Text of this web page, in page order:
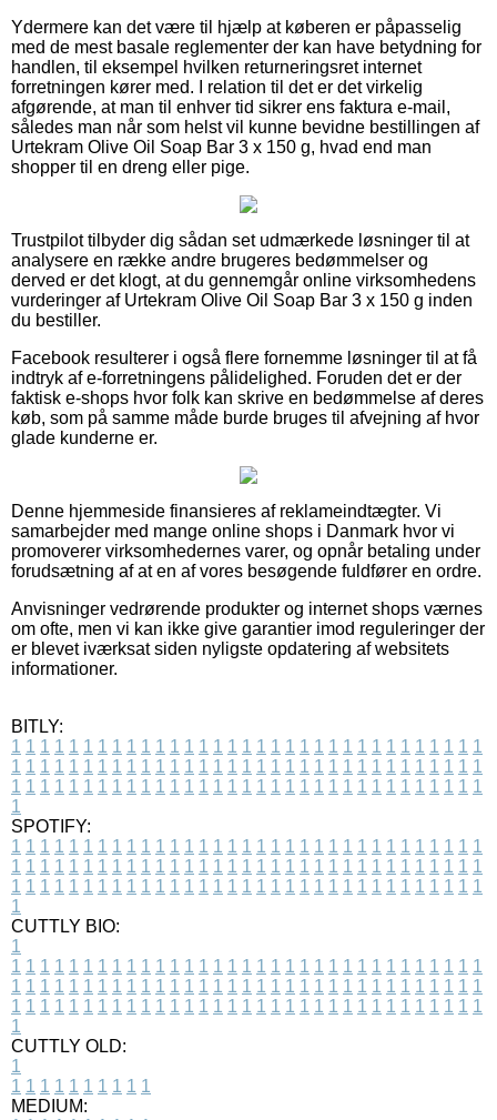
Ydermere kan det være til hjælp at køberen er påpasselig
med de mest basale reglementer der kan have betydning for
handlen, til eksempel hvilken returneringsret internet
forretningen kører med. I relation til det er det virkelig
afgørende, at man til enhver tid sikrer ens faktura e-mail,
således man når som helst vil kunne bevidne bestillingen af
Urtekram Olive Oil Soap Bar 3 x 150 g, hvad end man
shopper til en dreng eller pige.
Trustpilot tilbyder dig sådan set udmærkede løsninger til at
analysere en række andre brugeres bedømmelser og
derved er det klogt, at du gennemgår online virksomhedens
vurderinger af Urtekram Olive Oil Soap Bar 3 x 150 g inden
du bestiller.
Facebook resulterer i også flere fornemme løsninger til at få
indtryk af e-forretningens pålidelighed. Foruden det er der
faktisk e-shops hvor folk kan skrive en bedømmelse af deres
køb, som på samme måde burde bruges til afvejning af hvor
glade kunderne er.
Denne hjemmeside finansieres af reklameindtægter. Vi
samarbejder med mange online shops i Danmark hvor vi
promoverer virksomhedernes varer, og opnår betaling under
forudsætning af at en af vores besøgende fuldfører en ordre.
Anvisninger vedrørende produkter og internet shops værnes
om ofte, men vi kan ikke give garantier imod reguleringer der
er blevet iværksat siden nyligste opdatering af websitets
informationer.
BITLY:
1 1 1 1 1 1 1 1 1 1 1 1 1 1 1 1 1 1 1 1 1 1 1 1 1 1 1 1 1 1 1 1 1
1 1 1 1 1 1 1 1 1 1 1 1 1 1 1 1 1 1 1 1 1 1 1 1 1 1 1 1 1 1 1 1 1
1 1 1 1 1 1 1 1 1 1 1 1 1 1 1 1 1 1 1 1 1 1 1 1 1 1 1 1 1 1 1 1 1
1
SPOTIFY:
1 1 1 1 1 1 1 1 1 1 1 1 1 1 1 1 1 1 1 1 1 1 1 1 1 1 1 1 1 1 1 1 1
1 1 1 1 1 1 1 1 1 1 1 1 1 1 1 1 1 1 1 1 1 1 1 1 1 1 1 1 1 1 1 1 1
1 1 1 1 1 1 1 1 1 1 1 1 1 1 1 1 1 1 1 1 1 1 1 1 1 1 1 1 1 1 1 1 1
1
CUTTLY BIO:
1
1 1 1 1 1 1 1 1 1 1 1 1 1 1 1 1 1 1 1 1 1 1 1 1 1 1 1 1 1 1 1 1 1
1 1 1 1 1 1 1 1 1 1 1 1 1 1 1 1 1 1 1 1 1 1 1 1 1 1 1 1 1 1 1 1 1
1 1 1 1 1 1 1 1 1 1 1 1 1 1 1 1 1 1 1 1 1 1 1 1 1 1 1 1 1 1 1 1 1
1
CUTTLY OLD:
1
1 1 1 1 1 1 1 1 1 1
MEDIUM: